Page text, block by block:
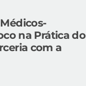
na Prática do
com a